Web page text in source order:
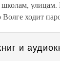
ходит
и